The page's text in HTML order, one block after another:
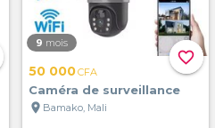
favorite_border
9 mois
50 000CFA
Caméra de surveillance
location_on Bamako, Mali